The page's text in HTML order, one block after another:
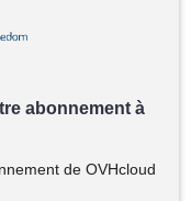
abonnement à
de OVHcloud